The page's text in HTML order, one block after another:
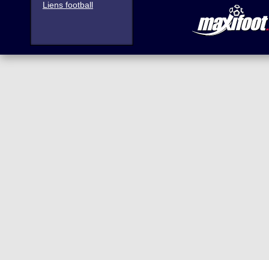
Liens football